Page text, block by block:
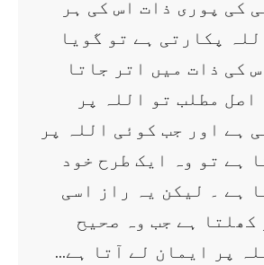
کی پوری ذات اس کی ہر
پکارتی ہے تو گویا
کی ذات میں اتر جاتا
اصل مطلب تو اللہ پر
ہے اور جب کوئی اللہ پر
ہے تو وہ ایک طرح خود
ہے ۔ لیکن یہ راز اسی
کھلتا ہے جب وہ صحیح
پر ایمان لے آتا ہے…